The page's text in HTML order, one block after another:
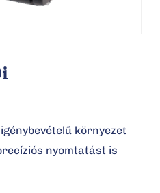
környezet
nyomtatást is